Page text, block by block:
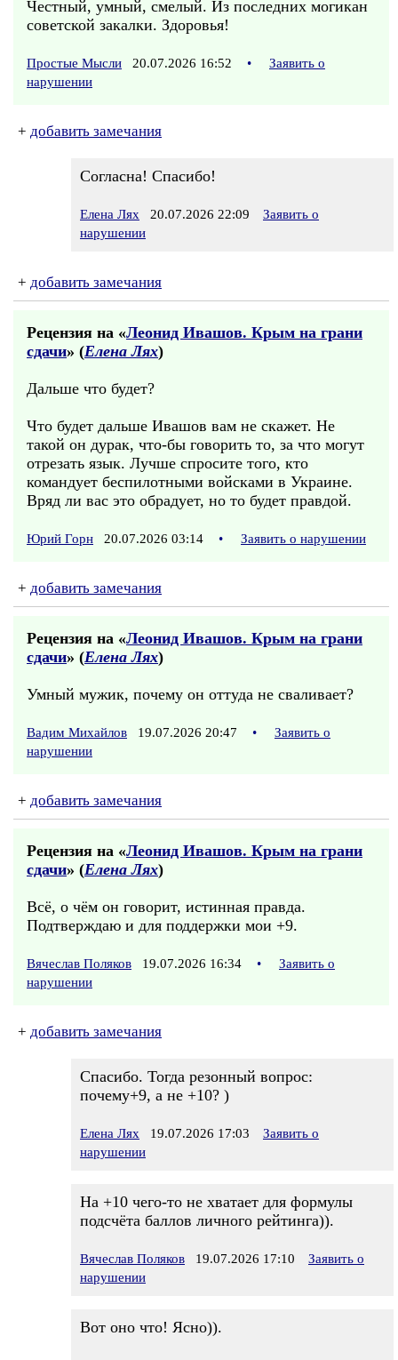
Честный, умный, смелый. Из последних могикан
советской закалки. Здоровья!
Простые Мысли 20.07.2026 16:52 •
Заявить о
нарушении
+ добавить замечания
Согласна! Спасибо!
Елена Лях 20.07.2026 22:09
Заявить о
нарушении
+ добавить замечания
Рецензия на «Леонид Ивашов. Крым на грани
сдачи» (Елена Лях)
Дальше что будет?
Что будет дальше Ивашов вам не скажет. Не
такой он дурак, что-бы говорить то, за что могут
отрезать язык. Лучше спросите того, кто
командует беспилотными войсками в Украине.
Вряд ли вас это обрадует, но то будет правдой.
Юрий Горн 20.07.2026 03:14 • Заявить о нарушении
+ добавить замечания
Рецензия на «Леонид Ивашов. Крым на грани
сдачи» (Елена Лях)
Умный мужик, почему он оттуда не сваливает?
Вадим Михайлов 19.07.2026 20:47 •
Заявить о
нарушении
+ добавить замечания
Рецензия на «Леонид Ивашов. Крым на грани
сдачи» (Елена Лях)
Всё, о чём он говорит, истинная правда.
Подтверждаю и для поддержки мои +9.
Вячеслав Поляков 19.07.2026 16:34 •
Заявить о
нарушении
+ добавить замечания
Спасибо. Тогда резонный вопрос:
почему+9, а не +10? )
Елена Лях 19.07.2026 17:03
Заявить о
нарушении
На +10 чего-то не хватает для формулы
подсчёта баллов личного рейтинга)).
Вячеслав Поляков 19.07.2026 17:10
Заявить о
нарушении
Вот оно что! Ясно)).